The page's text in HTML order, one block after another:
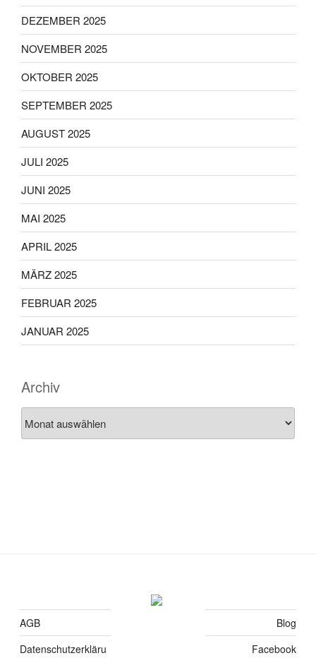
DEZEMBER 2025
NOVEMBER 2025
OKTOBER 2025
SEPTEMBER 2025
AUGUST 2025
JULI 2025
JUNI 2025
MAI 2025
APRIL 2025
MÄRZ 2025
FEBRUAR 2025
JANUAR 2025
Archiv
AGB
Datenschutzerkläru
Blog
Facebook